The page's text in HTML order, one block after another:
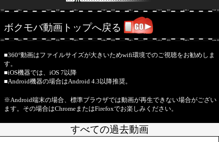
MB
11/27
ボクモバ動画トップへ戻る